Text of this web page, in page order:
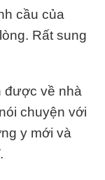
cầu của
Rất sung
được về nhà
chuyện với
y mới và